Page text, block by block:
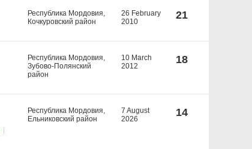
Республика Мордовия,
Кочкуровский район
26 February
2010
21
Республика Мордовия,
Зубово-Полянский
район
10 March
2012
18
Республика Мордовия,
Ельниковский район
7 August
2026
14